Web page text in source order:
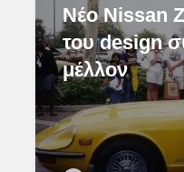
Νέο Nissan
του design
μέλλον